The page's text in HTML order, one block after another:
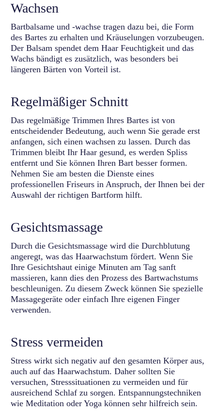
Wachsen
Bartbalsame und -wachse tragen dazu bei, die Form
des Bartes zu erhalten und Kräuselungen vorzubeugen.
Der Balsam spendet dem Haar Feuchtigkeit und das
Wachs bändigt es zusätzlich, was besonders bei
längeren Bärten von Vorteil ist.
Regelmäßiger Schnitt
Das regelmäßige Trimmen Ihres Bartes ist von
entscheidender Bedeutung, auch wenn Sie gerade erst
anfangen, sich einen wachsen zu lassen. Durch das
Trimmen bleibt Ihr Haar gesund, es werden Spliss
entfernt und Sie können Ihren Bart besser formen.
Nehmen Sie am besten die Dienste eines
professionellen Friseurs in Anspruch, der Ihnen bei der
Auswahl der richtigen Bartform hilft.
Gesichtsmassage
Durch die Gesichtsmassage wird die Durchblutung
angeregt, was das Haarwachstum fördert. Wenn Sie
Ihre Gesichtshaut einige Minuten am Tag sanft
massieren, kann dies den Prozess des Bartwachstums
beschleunigen. Zu diesem Zweck können Sie spezielle
Massagegeräte oder einfach Ihre eigenen Finger
verwenden.
Stress vermeiden
Stress wirkt sich negativ auf den gesamten Körper aus,
auch auf das Haarwachstum. Daher sollten Sie
versuchen, Stresssituationen zu vermeiden und für
ausreichend Schlaf zu sorgen. Entspannungstechniken
wie Meditation oder Yoga können sehr hilfreich sein.